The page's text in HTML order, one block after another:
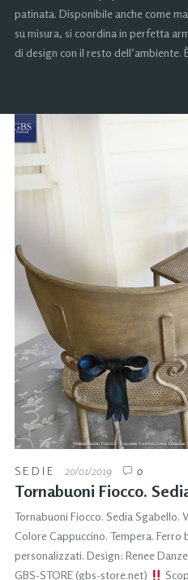
patinata. Disponibile anche come
su misura, si coordina in perfetta
di design con il resto dell’ambiente.
SEDIE 20/01/2019 0
Tornabuoni Fiocco.
Tornabuoni Fiocco. Sedia Sgabello.
Colore Cappuccino. Tempera.
personalizzati. Design: Renee
GBS-STORE (gbs-store.net)